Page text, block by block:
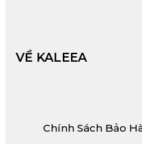
VỀ KALEEA
Chính Sách Bảo